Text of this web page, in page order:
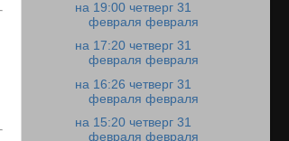
на 19:00 четверг 31
февраля февраля
на 17:20 четверг 31
февраля февраля
на 16:26 четверг 31
февраля февраля
на 15:20 четверг 31
февраля февраля